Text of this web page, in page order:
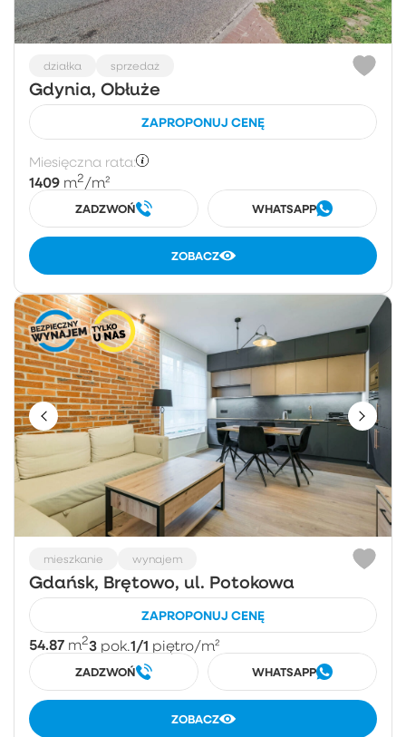
działka sprzedaż
Gdynia, Obłuże
ZAPROPONUJ CENĘ
Miesięczna rata:
1409 m2/m²
ZADZWOŃ WHATSAPP
ZOBACZ
mieszkanie wynajem
Gdańsk, Brętowo, ul. Potokowa
ZAPROPONUJ CENĘ
54.87 m23 pok.1/1 piętro/m²
ZADZWOŃ WHATSAPP
ZOBACZ